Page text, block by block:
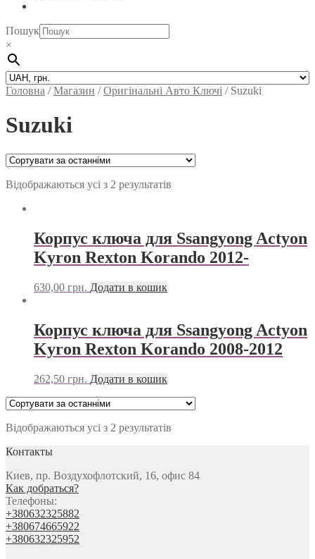
Пошук
×
Головна /Магазин /Оригінальні Авто Ключі / Suzuki
Suzuki
Відображаються усі з 2 результатів
Корпус ключа для Ssangyong Actyon
Kyron Rexton Korando 2012-
630,00 грн. Додати в кошик
Корпус ключа для Ssangyong Actyon
Kyron Rexton Korando 2008-2012
262,50 грн. Додати в кошик
Відображаються усі з 2 результатів
Контакты
Киев, пр. Воздухофлотский, 16, офис 84
Как добраться?
Телефоны:
+380632325882
+380674665922
+380632325952